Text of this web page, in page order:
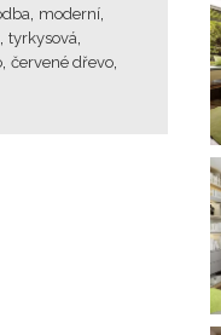
moderní
tyrkysová
červené dřevo